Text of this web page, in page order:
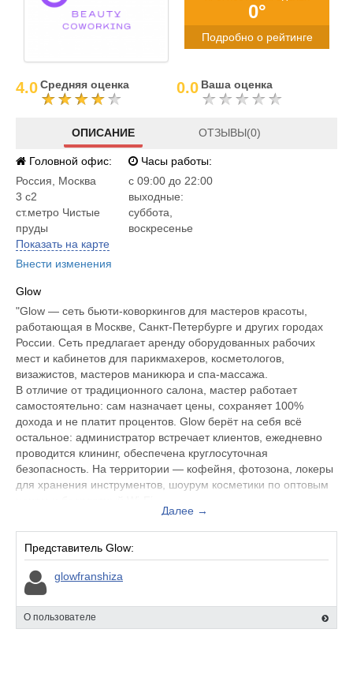
0°
Подробно о рейтинге
4.0Средняя оценка 0.0 Ваша оценка
ОПИСАНИЕ ОТЗЫВЫ(0)
Головной офис:
Россия
Москва
3 с2
ст.метро Чистые
пруды
Показать на карте
Внести изменения
Часы работы:
c 09:00 до 22:00
выходные:
суббота,
воскресенье
Glow
"Glow — сеть бьюти-коворкингов для мастеров красоты,
работающая в Москве, Санкт-Петербурге и других городах
России. Сеть предлагает аренду оборудованных рабочих
мест и кабинетов для парикмахеров, косметологов,
визажистов, мастеров маникюра и спа-массажа.
В отличие от традиционного салона, мастер работает
самостоятельно: сам назначает цены, сохраняет 100%
дохода и не платит процентов. Glow берёт на себя всё
остальное: администратор встречает клиентов, ежедневно
проводится клининг, обеспечена круглосуточная
безопасность. На территории — кофейня, фотозона, локеры
для хранения инструментов, шоурум косметики по оптовым
Бронирование — онлайн через приложение Glow. Доступны
абонементы с бессрочным сроком действия и скидкой 20%
для новых резидентов. Первый час — бесплатно."
Далее →
Представитель Glow:
glowfranshiza
О пользователе